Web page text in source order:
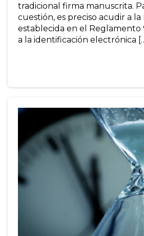
tradicional firma manuscrita.
cuestión, es preciso acudir a
establecida en el Reglamento
a la identificación electrónica